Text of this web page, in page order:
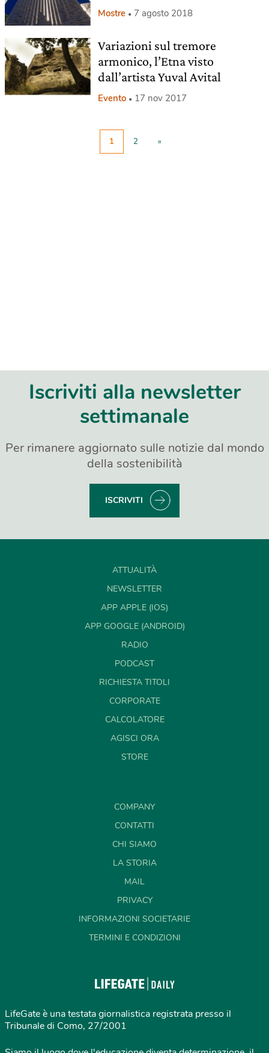
Mostre 7 agosto 2018
Variazioni sul tremore
armonico, l’Etna visto
dall’artista Yuval Avital
Evento 17 nov 2017
1 2 »
Iscriviti alla newsletter
settimanale
Per rimanere aggiornato sulle notizie dal mondo
della sostenibilità
ISCRIVITI
ATTUALITÀ
NEWSLETTER
APP APPLE (IOS)
APP GOOGLE (ANDROID)
RADIO
PODCAST
RICHIESTA TITOLI
CORPORATE
CALCOLATORE
AGISCI ORA
STORE
COMPANY
CONTATTI
CHI SIAMO
LA STORIA
MAIL
PRIVACY
INFORMAZIONI SOCIETARIE
TERMINI E CONDIZIONI
LifeGate è una testata giornalistica registrata presso il
Tribunale di Como, 27/2001